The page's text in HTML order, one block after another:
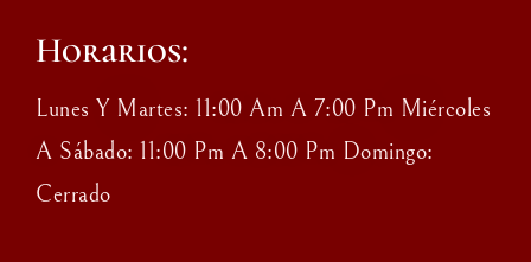
Horarios:
Lunes Y Martes: 11:00 Am A 7:00 Pm Miércoles
A Sábado: 11:00 Pm A 8:00 Pm Domingo:
Cerrado